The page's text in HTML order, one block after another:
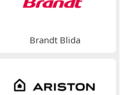
Brandt Blida